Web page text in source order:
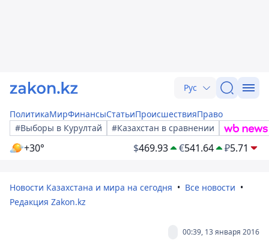
Рус
ПолитикаМирФинансыСтатьиПроисшествияПраво
#Выборы в Курултай
#Казахстан в сравнении
+30° $469.93 €541.64 ₽5.71
Новости Казахстана и мира на сегодня
Все новости
Редакция Zakon.kz
00:39, 13 января 2016